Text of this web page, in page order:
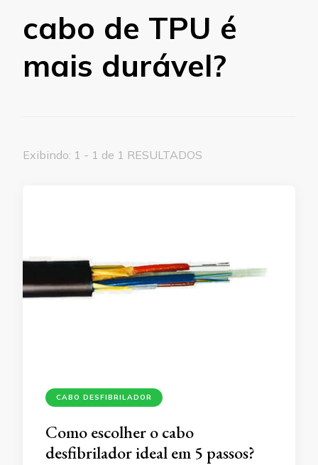
cabo de TPU é
mais durável?
Exibindo: 1 - 1 de 1 RESULTADOS
CABO DESFIBRILADOR
Como escolher o cabo
desfibrilador ideal em 5 passos?